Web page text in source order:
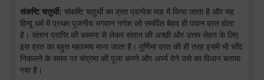
संकष्टि चतुर्थी: संकष्टि चतुर्थी का व्रत प्रत्येक माह में किया जाता है और यह
हिन्दू धर्म में प्रथम पूजनीय भगवान गणेश को समर्पित बेहद ही पावन व्रत होता
है। संतान प्राप्ति की कामना से लेकर संतान की अच्छी और उत्तम सेहत के लिए
इस व्रत का बहुत महात्मय माना जाता है। पूर्णिमा व्रत की ही तरह इसमें भी चाँद
निकलने के समय पर चंद्रमा की पूजा करने और अर्घ्य देने उसे का विधान बताया
गया है।